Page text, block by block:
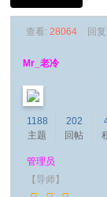
查看: 28064 回复:
Mr_老冷
1188
主题
202
回帖
管理员
【导师】